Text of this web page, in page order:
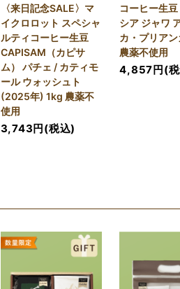
〈来日記念SALE〉マ
イクロロット スペシャ
ルティコーヒー生豆
CAPISAM（カピサ
ム） パチェ / カティモ
ール ウォッシュト
(2025年) 1kg 農薬不
使用
3,743円(税込)
コーヒー生
シア ジャワ
カ・プリア
農薬不使用
4,857円(